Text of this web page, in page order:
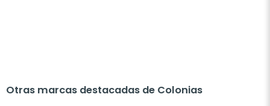
Otras marcas destacadas de Colonias